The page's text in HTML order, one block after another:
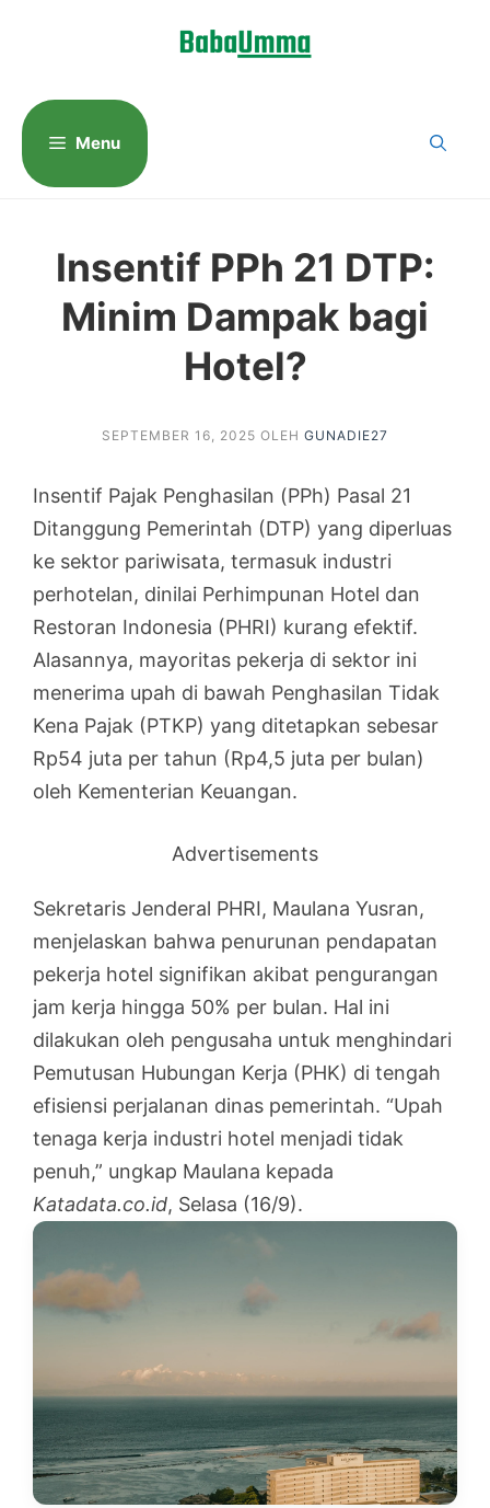
Menu
Insentif PPh 21 DTP:
Minim Dampak bagi
Hotel?
SEPTEMBER 16, 2025 OLEH GUNADIE27
Insentif Pajak Penghasilan (PPh) Pasal 21
Ditanggung Pemerintah (DTP) yang diperluas
ke sektor pariwisata, termasuk industri
perhotelan, dinilai Perhimpunan Hotel dan
Restoran Indonesia (PHRI) kurang efektif.
Alasannya, mayoritas pekerja di sektor ini
menerima upah di bawah Penghasilan Tidak
Kena Pajak (PTKP) yang ditetapkan sebesar
Rp54 juta per tahun (Rp4,5 juta per bulan)
oleh Kementerian Keuangan.
Advertisements
Sekretaris Jenderal PHRI, Maulana Yusran,
menjelaskan bahwa penurunan pendapatan
pekerja hotel signifikan akibat pengurangan
jam kerja hingga 50% per bulan. Hal ini
dilakukan oleh pengusaha untuk menghindari
Pemutusan Hubungan Kerja (PHK) di tengah
efisiensi perjalanan dinas pemerintah. “Upah
tenaga kerja industri hotel menjadi tidak
penuh,” ungkap Maulana kepada
Katadata.co.id, Selasa (16/9).